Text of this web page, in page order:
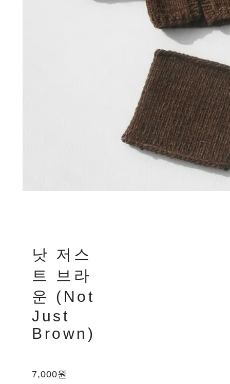
낫 저스
트 브라
운 (Not
Just
Brown)
7,000원